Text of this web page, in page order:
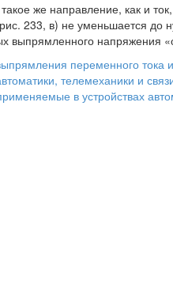
же направление, как и
233, в) не уменьшается
выпрямленного напряжения
переменного тока
телемеханики и
в устройствах